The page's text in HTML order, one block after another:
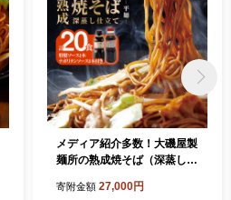
メディア紹介多数！大磯屋製
麺所の熟成焼そば（深蒸し仕
ス1本・ナポリタンソース1
寄附金額 27,000円